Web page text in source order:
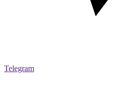
Telegram